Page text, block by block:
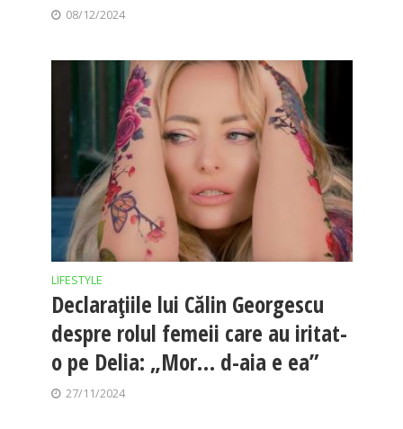
08/12/2024
LIFESTYLE
Declarațiile lui Călin Georgescu
despre rolul femeii care au iritat-
o pe Delia: „Mor… d-aia e ea”
27/11/2024